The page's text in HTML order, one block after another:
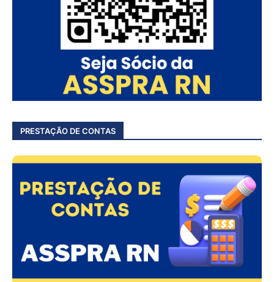
PRESTAÇÃO DE CONTAS